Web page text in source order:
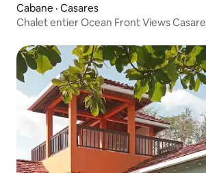
Cabane · Casares
Chalet entier Ocean Front Views